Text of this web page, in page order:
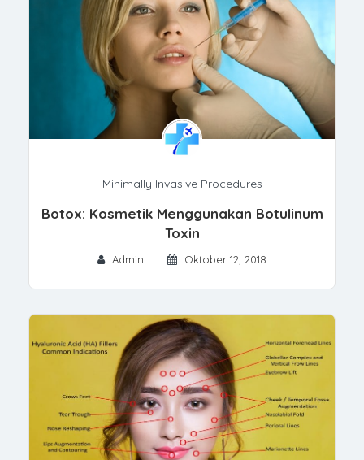
Minimally Invasive Procedures
Botox: Kosmetik Menggunakan Botulinum
Toxin
Admin Oktober 12, 2018